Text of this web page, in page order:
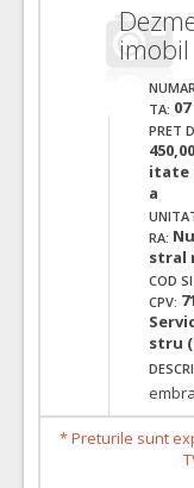
imobil
TA: 07
PRET
itate
a
RA:
stral
COD
CPV:
stru
* Preturile sunt